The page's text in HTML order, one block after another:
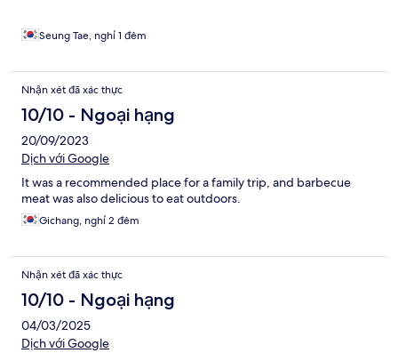
Seung Tae, nghỉ 1 đêm
Nhận xét đã xác thực
10/10 - Ngoại hạng
20/09/2023
Dịch với Google
It was a recommended place for a family trip, and barbecue
meat was also delicious to eat outdoors.
Gichang, nghỉ 2 đêm
Nhận xét đã xác thực
10/10 - Ngoại hạng
04/03/2025
Dịch với Google